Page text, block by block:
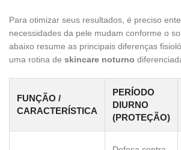
Para otimizar seus resultados, é preciso
necessidades da pele mudam conforme o
abaixo resume as principais diferenças
uma rotina de skincare noturno
FUNÇÃO /
CARACTERÍSTICA
PERÍODO
DIURNO
(PROTEÇÃO)